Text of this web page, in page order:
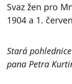
Svaz žen pro
1904 a 1.
Stará
pana Petra